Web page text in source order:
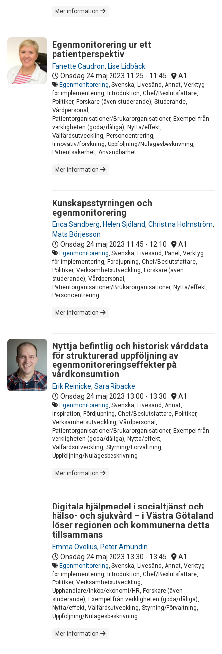
Mer information
Egenmonitorering ur ett
patientperspektiv
Fanette Caudron, Lise Lidbäck
Onsdag 24 maj 2023 11:25 - 11:45 A1
Egenmonitorering , Svenska, Livesänd, Annat, Verktyg
för implementering, Introduktion, Chef/Beslutsfattare,
Politiker, Forskare (även studerande), Studerande,
Vårdpersonal,
Patientorganisationer/Brukarorganisationer, Exempel från
verkligheten (goda/dåliga), Nytta/effekt,
Välfärdsutveckling, Personcentrering,
Innovativ/forskning, Uppföljning/Nulägesbeskrivning,
Patientsäkerhet, Användbarhet
Mer information
Kunskapsstyrningen och
egenmonitorering
Erica Sandberg, Helen Sjöland, Christina Holmström,
Mats Börjesson
Onsdag 24 maj 2023 11:45 - 12:10 A1
Egenmonitorering , Svenska, Livesänd, Panel, Verktyg
för implementering, Fördjupning, Chef/Beslutsfattare,
Politiker, Verksamhetsutveckling, Forskare (även
studerande), Vårdpersonal,
Patientorganisationer/Brukarorganisationer, Nytta/effekt,
Personcentrering
Mer information
Nyttja befintlig och historisk vårddata
för strukturerad uppföljning av
egenmonitoreringseffekter på
vårdkonsumtion
Erik Reinicke, Sara Ribacke
Onsdag 24 maj 2023 13:00 - 13:30 A1
Egenmonitorering , Svenska, Livesänd, Annat,
Inspiration, Fördjupning, Chef/Beslutsfattare, Politiker,
Verksamhetsutveckling, Vårdpersonal,
Patientorganisationer/Brukarorganisationer, Exempel från
verkligheten (goda/dåliga), Nytta/effekt,
Välfärdsutveckling, Styrning/Förvaltning,
Uppföljning/Nulägesbeskrivning
Mer information
Digitala hjälpmedel i socialtjänst och
hälso- och sjukvård – i Västra Götaland
löser regionen och kommunerna detta
tillsammans
Emma Övelius, Peter Amundin
Onsdag 24 maj 2023 13:30 - 13:45 A1
Egenmonitorering , Svenska, Livesänd, Annat, Verktyg
för implementering, Introduktion, Chef/Beslutsfattare,
Politiker, Verksamhetsutveckling,
Upphandlare/inköp/ekonomi/HR, Forskare (även
studerande), Exempel från verkligheten (goda/dåliga),
Nytta/effekt, Välfärdsutveckling, Styrning/Förvaltning,
Uppföljning/Nulägesbeskrivning
Mer information